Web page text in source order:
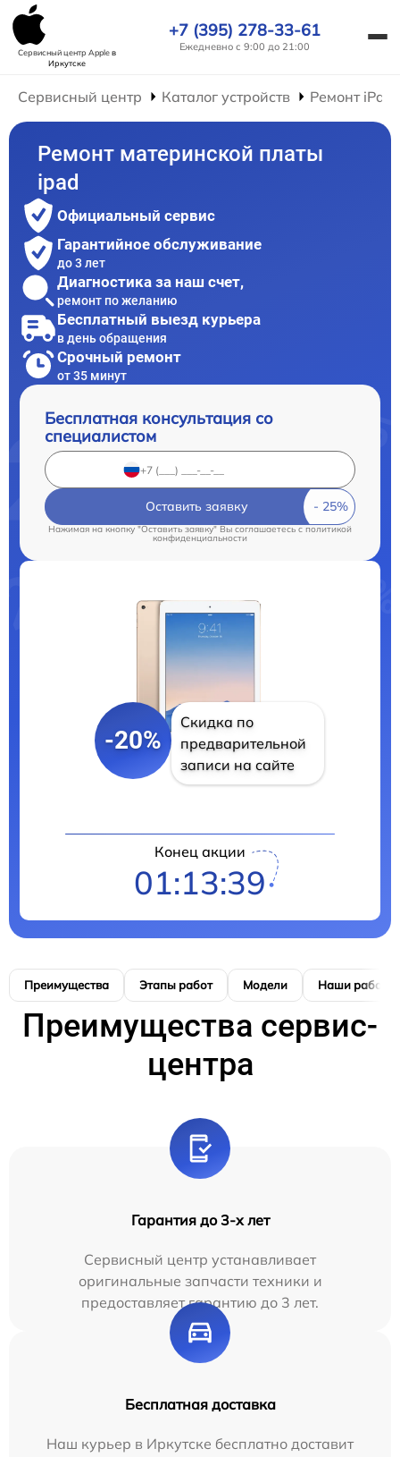
Сервисный центр Appleв
Иркутске
+7 (395) 278-33-61
Ежедневно с 9:00 до 21:00
Сервисный центр Каталог устройств Ремонт iPad
Ремонт материнской платы
ipad
Официальный сервис
Гарантийное обслуживание
до 3 лет
Диагностика за наш счет,
ремонт по желанию
Бесплатный выезд курьера
в день обращения
Срочный ремонт
от 35 минут
Бесплатная консультация со
специалистом
Оставить заявку
Нажимая на кнопку "Оставить заявку" Вы соглашаетесь cполитикой
конфиденциальности
-20%
Скидка по
предварительной
записи на сайте
Конец акции
01:13:38
Преимущества Этапы работ Модели Наши работы
Преимущества сервис-
центра
Гарантия до 3-х лет
Сервисный центр устанавливает
оригинальные запчасти техники и
предоставляет гарантию до 3 лет.
Бесплатная доставка
Наш курьер в Иркутске бесплатно доставит